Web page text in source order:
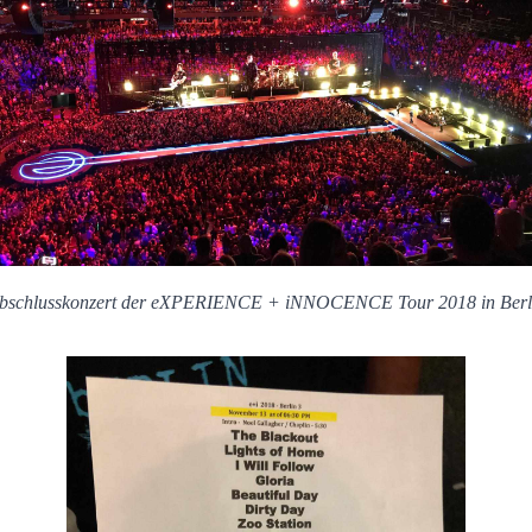
der eXPERIENCE + iNNOCENCE Tour 2018 in